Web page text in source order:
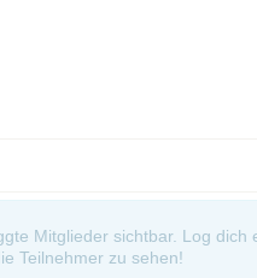
Mitglieder sichtbar. Log dich
Teilnehmer zu sehen!